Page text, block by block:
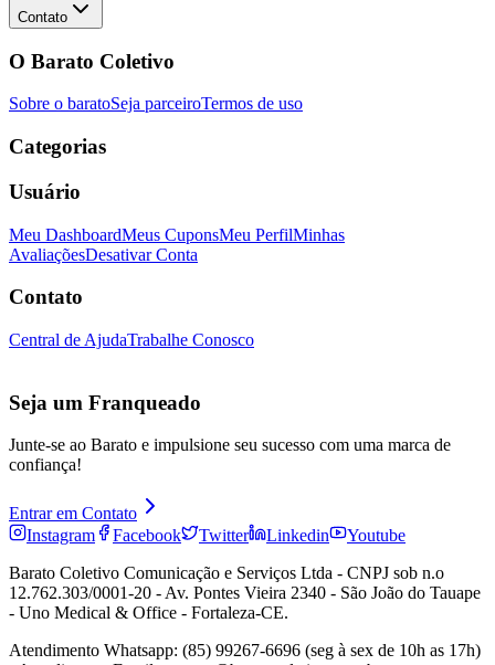
Contato
O Barato Coletivo
Sobre o baratoSeja parceiroTermos de uso
Categorias
Usuário
Meu DashboardMeus CuponsMeu PerfilMinhas
AvaliaçõesDesativar Conta
Contato
Central de AjudaTrabalhe Conosco
Seja um Franqueado
Junte-se ao Barato e impulsione seu sucesso com uma marca de
confiança!
Entrar em Contato
Instagram
Facebook Twitter Linkedin
Youtube
Barato Coletivo Comunicação e Serviços Ltda - CNPJ sob n.o
12.762.303/0001-20 - Av. Pontes Vieira 2340 - São João do Tauape
- Uno Medical & Office - Fortaleza-CE.
Atendimento Whatsapp: (85) 99267-6696 (seg à sex de 10h as 17h)